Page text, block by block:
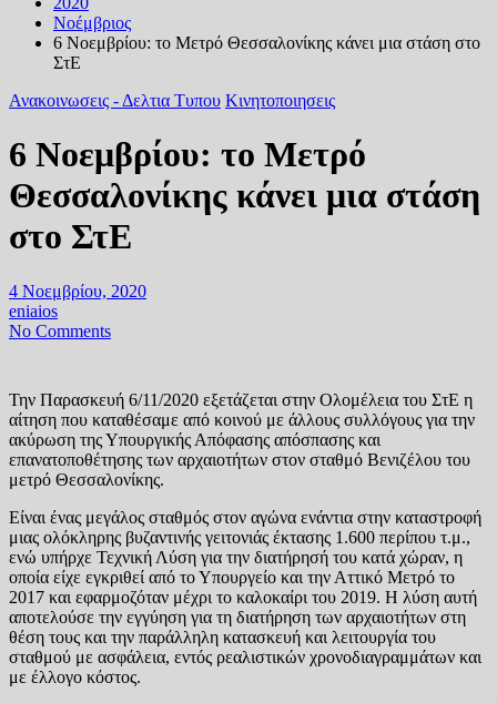
Νοέμβριος
6 Νοεμβρίου: το Μετρό Θεσσαλονίκης κάνει μια στάση στο
ΣτΕ
Ανακοινωσεις - Δελτια Τυπου Κινητοποιησεις
6 Νοεμβρίου: το Μετρό
Θεσσαλονίκης κάνει μια στάση
στο ΣτΕ
4 Νοεμβρίου, 2020
eniaios
No Comments
Την Παρασκευή 6/11/2020 εξετάζεται στην Ολομέλεια του ΣτΕ η
αίτηση που καταθέσαμε από κοινού με άλλους συλλόγους για την
ακύρωση της Υπουργικής Απόφασης απόσπασης και
επανατοποθέτησης των αρχαιοτήτων στον σταθμό Βενιζέλου του
μετρό Θεσσαλονίκης.
Είναι ένας μεγάλος σταθμός στον αγώνα ενάντια στην καταστροφή
μιας ολόκληρης βυζαντινής γειτονιάς έκτασης 1.600 περίπου τ.μ.,
ενώ υπήρχε Τεχνική Λύση για την διατήρησή του κατά χώραν, η
οποία είχε εγκριθεί από το Υπουργείο και την Αττικό Μετρό το
2017 και εφαρμοζόταν μέχρι το καλοκαίρι του 2019. Η λύση αυτή
αποτελούσε την εγγύηση για τη διατήρηση των αρχαιοτήτων στη
θέση τους και την παράλληλη κατασκευή και λειτουργία του
σταθμού με ασφάλεια, εντός ρεαλιστικών χρονοδιαγραμμάτων και
με έλλογο κόστος.